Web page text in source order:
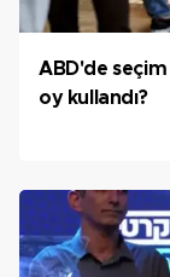
ABD'de seçim
oy kullandı?